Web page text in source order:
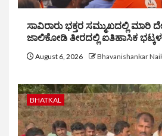
ಸಾವಿರಾರು ಭಕ್ತರ ಸಮ್ಮುಖದಲ್ಲಿ ಮಾರಿ
ಜಾಲಿಕೋಡಿ ತೀರದಲ್ಲಿ ಐತಿಹಾಸಿಕ
August 6, 2026 Bhavanishankar
BHATKAL